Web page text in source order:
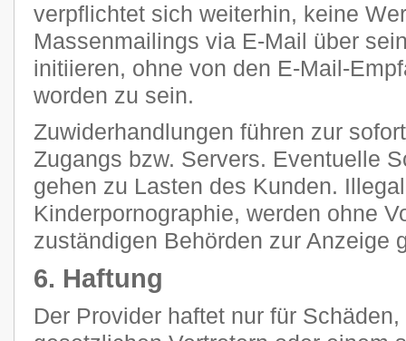
verpflichtet sich weiterhin, keine
Massenmailings via E-Mail über
initiieren, ohne von den E-Mail-
worden zu sein.
Zuwiderhandlungen führen zur
Zugangs bzw. Servers. Eventuelle
gehen zu Lasten des Kunden.
Kinderpornographie, werden ohne
zuständigen Behörden zur Anzeige
6. Haftung
Der Provider haftet nur für